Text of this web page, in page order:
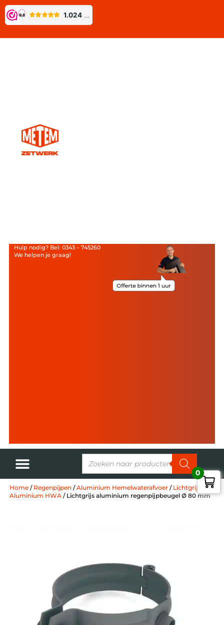
Hulp nodig? Bel: 0343 – 745260
We helpen je graag!
Home/ Regenpijpen/Aluminium Hemelwaterafvoer/ Lichtgrijs
Aluminium HWA/ Lichtgrijs aluminium regenpijpbeugel Ø 80 mm
0